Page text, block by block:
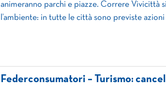
animeranno parchi e piazze. Correre Vivicittà
l’ambiente: in tutte le città sono previste
Federconsumatori – Turismo: